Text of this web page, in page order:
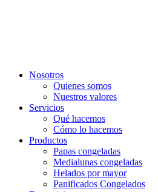
Nosotros
Quienes somos
Nuestros valores
Servicios
Qué hacemos
Cómo lo hacemos
Productos
Papas congeladas
Medialunas congeladas
Helados por mayor
Panificados Congelados